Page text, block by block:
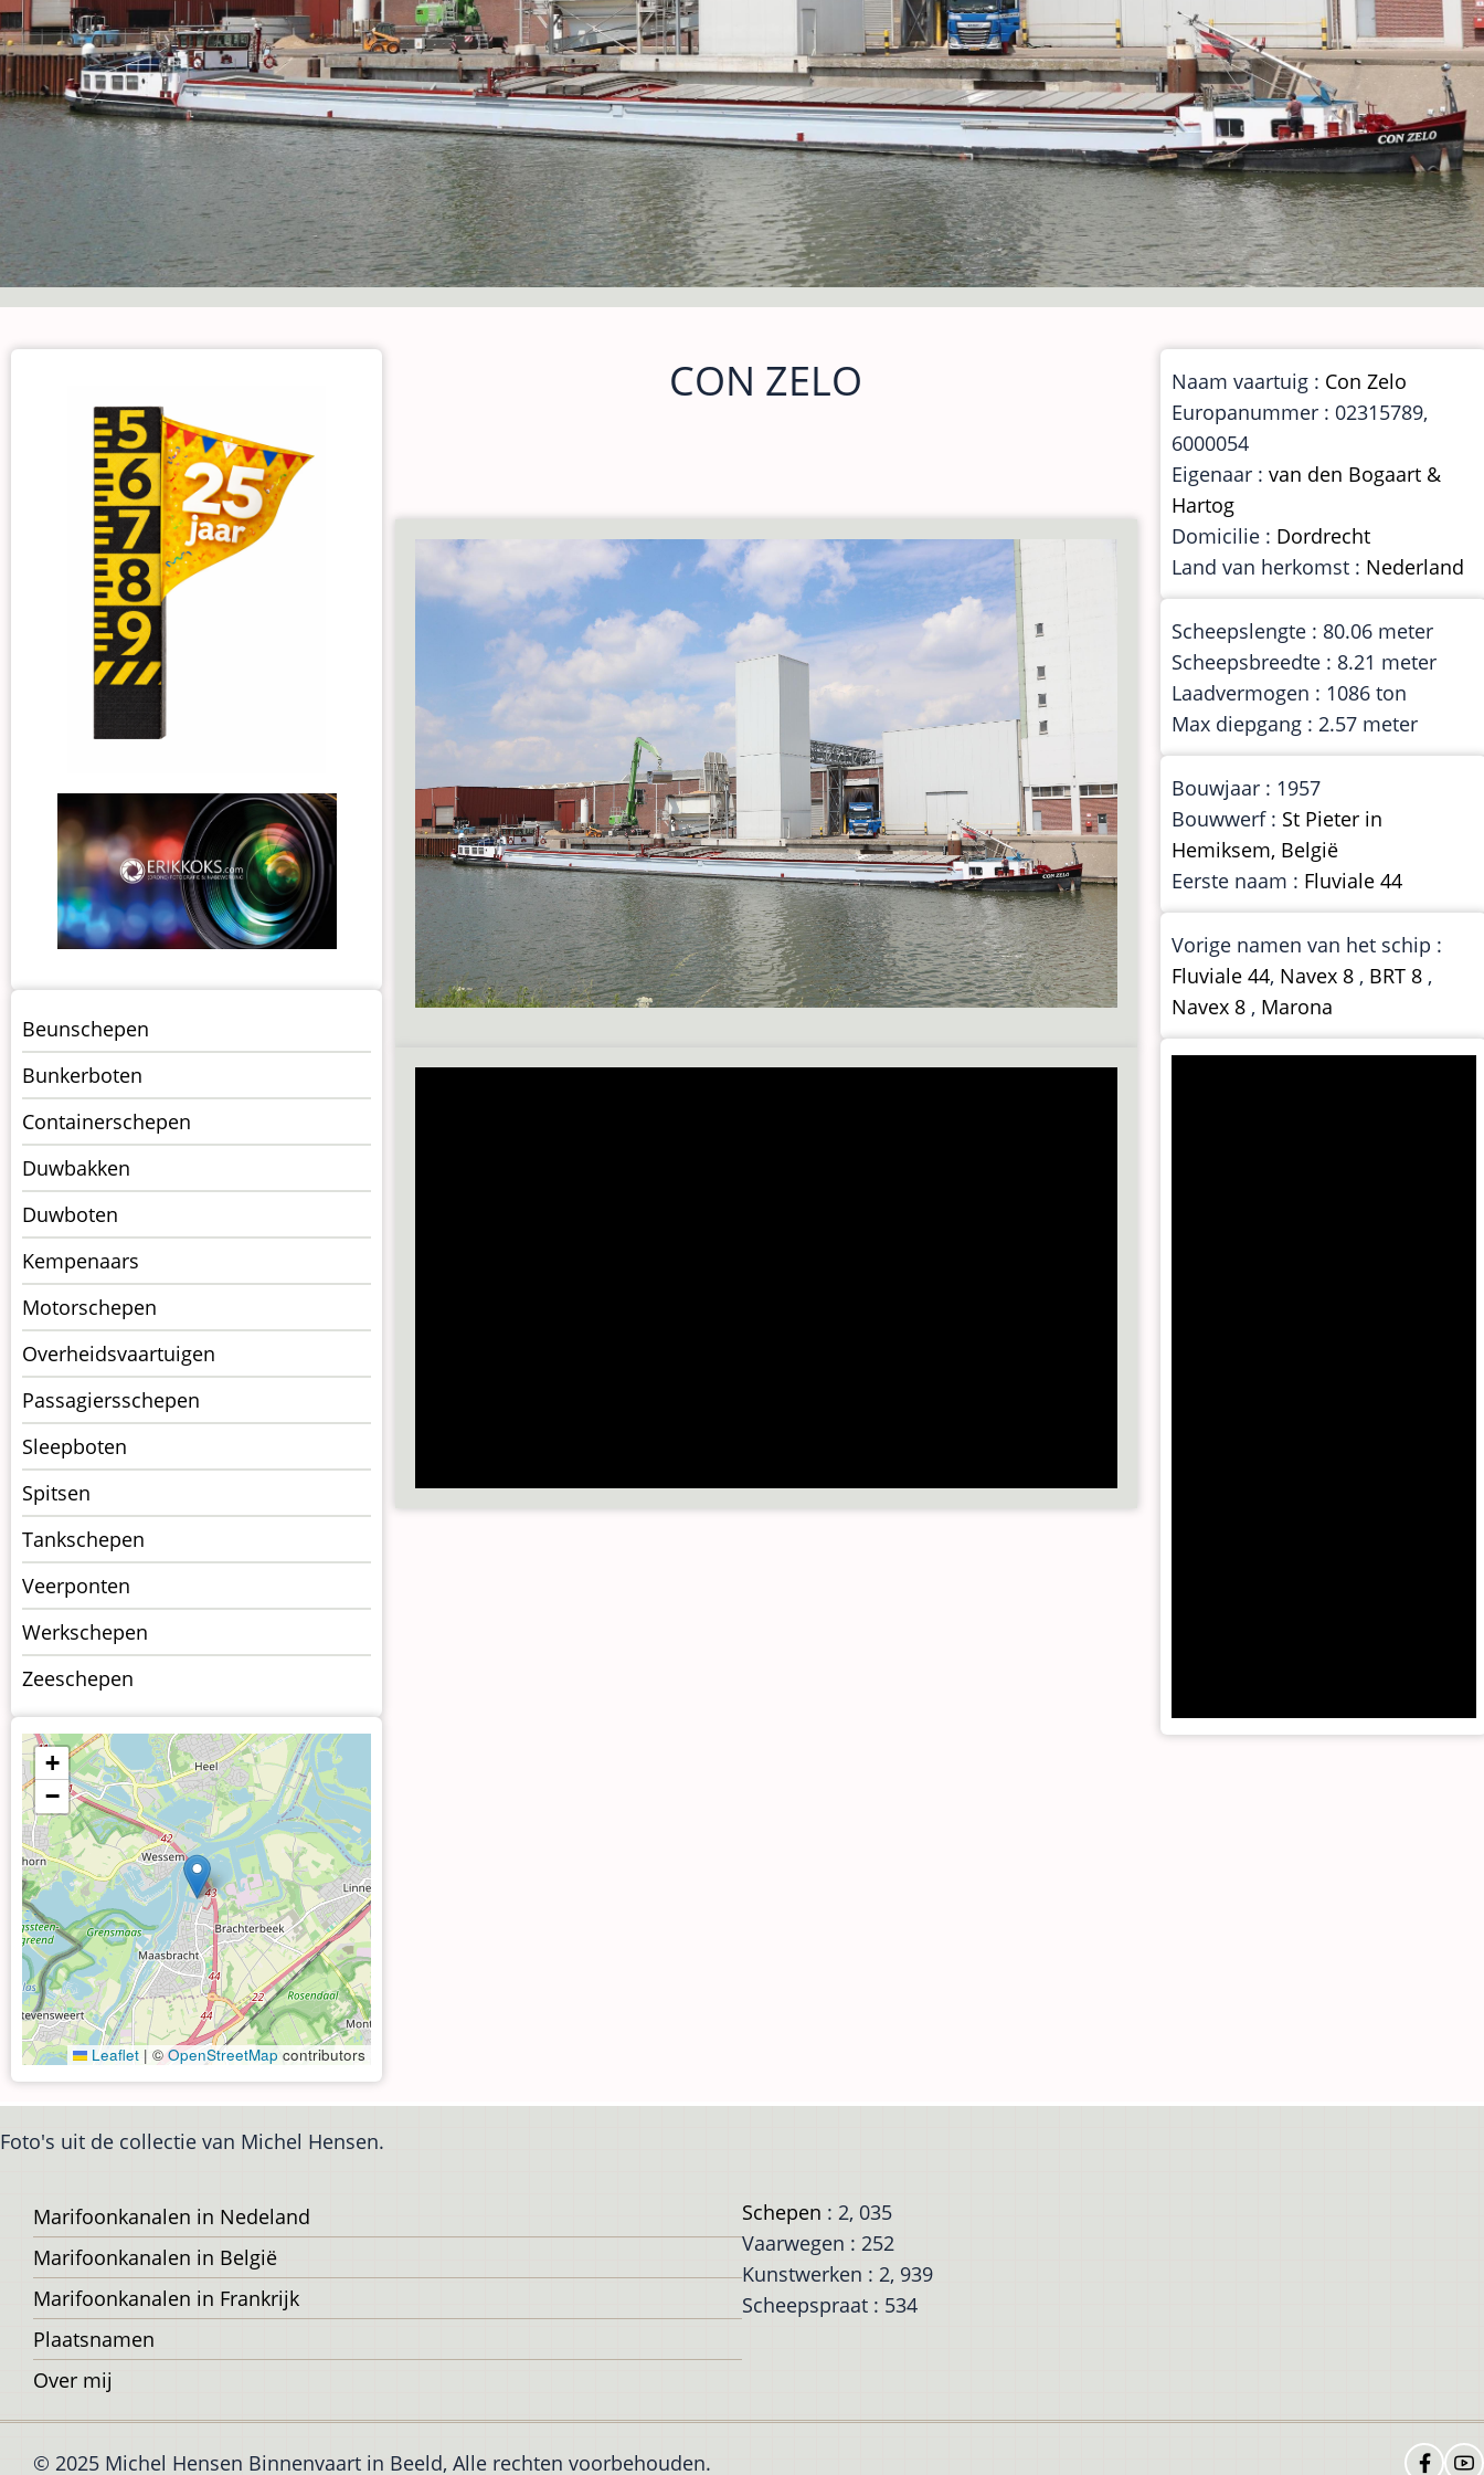
CON ZELO
Menu
Schepen
Beunschepen
Bunkerboten
Containerschepen
Duwbakken
Duwboten
Kempenaars
Motorschepen
Overheidsvaartuigen
Passagiersschepen
Sleepboten
Spitsen
Tankschepen
Veerponten
Werkschepen
Zeeschepen
+
−
Leaflet | ©OpenStreetMap contributors
Naam vaartuig : Con Zelo
Europanummer : 02315789,
6000054
Eigenaar :van den Bogaart &
Hartog
Domicilie : Dordrecht
Land van herkomst : Nederland
Scheepslengte : 80.06 meter
Scheepsbreedte : 8.21 meter
Laadvermogen : 1086 ton
Max diepgang : 2.57 meter
Bouwjaar : 1957
Bouwwerf : St Pieter in
Hemiksem, België
Eerste naam : Fluviale 44
Vorige namen van het schip :
Fluviale 44, Navex 8 , BRT 8 ,
Navex 8 , Marona
Foto's uit de collectie van Michel Hensen.
Voet
Marifoonkanalen in Nedeland
Marifoonkanalen in België
Marifoonkanalen in Frankrijk
Plaatsnamen
Over mij
Schepen : 2, 035
Vaarwegen : 252
Kunstwerken : 2, 939
Scheepspraat : 534
© 2025 Michel Hensen Binnenvaart in Beeld, Alle rechten voorbehouden.